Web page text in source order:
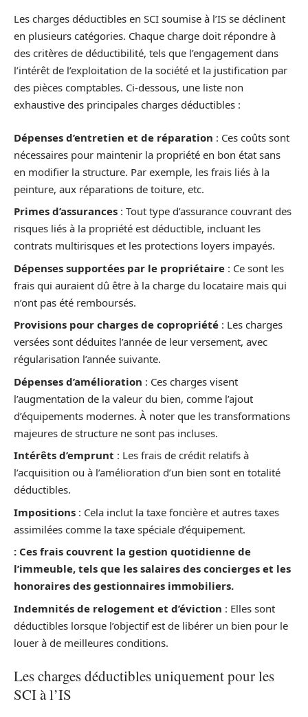
Les charges déductibles en SCI soumise à l’IS se déclinent
en plusieurs catégories. Chaque charge doit répondre à
des critères de déductibilité, tels que l’engagement dans
l’intérêt de l’exploitation de la société et la justification par
des pièces comptables. Ci-dessous, une liste non
exhaustive des principales charges déductibles :
Dépenses d’entretien et de réparation : Ces coûts sont
nécessaires pour maintenir la propriété en bon état sans
en modifier la structure. Par exemple, les frais liés à la
peinture, aux réparations de toiture, etc.
Primes d’assurances : Tout type d’assurance couvrant des
risques liés à la propriété est déductible, incluant les
contrats multirisques et les protections loyers impayés.
Dépenses supportées par le propriétaire : Ce sont les
frais qui auraient dû être à la charge du locataire mais qui
n’ont pas été remboursés.
Provisions pour charges de copropriété : Les charges
versées sont déduites l’année de leur versement, avec
régularisation l’année suivante.
Dépenses d’amélioration : Ces charges visent
l’augmentation de la valeur du bien, comme l’ajout
d’équipements modernes. À noter que les transformations
majeures de structure ne sont pas incluses.
Intérêts d’emprunt : Les frais de crédit relatifs à
l’acquisition ou à l’amélioration d’un bien sont en totalité
déductibles.
Impositions : Cela inclut la taxe foncière et autres taxes
assimilées comme la taxe spéciale d’équipement.
: Ces frais couvrent la gestion quotidienne de
l’immeuble, tels que les salaires des concierges et les
honoraires des gestionnaires immobiliers.
Indemnités de relogement et d’éviction : Elles sont
déductibles lorsque l’objectif est de libérer un bien pour le
louer à de meilleures conditions.
Les charges déductibles uniquement pour les
SCI à l’IS